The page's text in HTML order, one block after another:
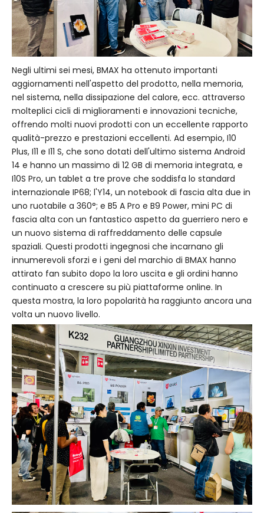
Negli ultimi sei mesi, BMAX ha ottenuto importanti
aggiornamenti nell'aspetto del prodotto, nella memoria,
nel sistema, nella dissipazione del calore, ecc. attraverso
molteplici cicli di miglioramenti e innovazioni tecniche,
offrendo molti nuovi prodotti con un eccellente rapporto
qualità-prezzo e prestazioni eccellenti. Ad esempio, I10
Plus, I11 e I11 S, che sono dotati dell'ultimo sistema Android
14 e hanno un massimo di 12 GB di memoria integrata, e
I10S Pro, un tablet a tre prove che soddisfa lo standard
internazionale IP68; l'Y14, un notebook di fascia alta due in
uno ruotabile a 360°; e B5 A Pro e B9 Power, mini PC di
fascia alta con un fantastico aspetto da guerriero nero e
un nuovo sistema di raffreddamento delle capsule
spaziali. Questi prodotti ingegnosi che incarnano gli
innumerevoli sforzi e i geni del marchio di BMAX hanno
attirato fan subito dopo la loro uscita e gli ordini hanno
continuato a crescere su più piattaforme online. In
questa mostra, la loro popolarità ha raggiunto ancora una
volta un nuovo livello.